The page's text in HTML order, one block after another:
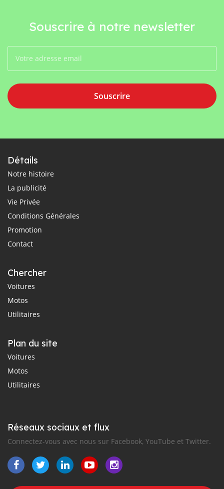
Souscrire à notre newsletter
Souscrire
Détails
Notre histoire
La publicité
Vie Privée
Conditions Générales
Promotion
Contact
Chercher
Voitures
Motos
Utilitaires
Plan du site
Voitures
Motos
Utilitaires
Réseaux sociaux et flux
Connectez-vous avec nous sur Facebook, YouTube et Twitter.